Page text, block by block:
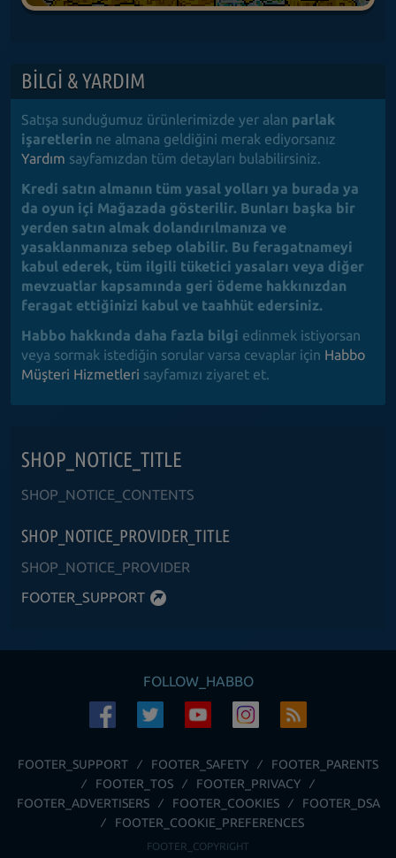
BILGI & YARDIM
Satışa sunduğumuz ürünlerimizde yer alan parlak
işaretlerin ne almana geldiğini merak ediyorsanız
Yardım sayfamızdan tüm detayları bulabilirsiniz.
Kredi satın almanın tüm yasal yolları ya burada ya
da oyun içi Mağazada gösterilir. Bunları başka bir
yerden satın almak dolandırılmanıza ve
yasaklanmanıza sebep olabilir. Bu feragatnameyi
kabul ederek, tüm ilgili tüketici yasaları veya diğer
mevzuatlar kapsamında geri ödeme hakkınızdan
feragat ettiğinizi kabul ve taahhüt edersiniz.
Habbo hakkında daha fazla bilgi edinmek istiyorsan
veya sormak istediğin sorular varsa cevaplar için Habbo
Müşteri Hizmetleri sayfamızı ziyaret et.
SHOP_NOTICE_TITLE
SHOP_NOTICE_CONTENTS
SHOP_NOTICE_PROVIDER_TITLE
SHOP_NOTICE_PROVIDER
FOOTER_SUPPORT
FOLLOW_HABBO
FOOTER_SUPPORT FOOTER_SAFETY
FOOTER_PARENTS
FOOTER_TOS
FOOTER_PRIVACY
FOOTER_ADVERTISERS
FOOTER_COOKIES
FOOTER_DSA
FOOTER_COOKIE_PREFERENCES
FOOTER_COPYRIGHT